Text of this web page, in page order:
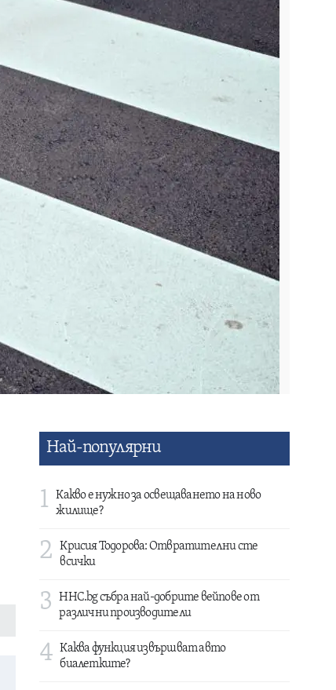
Най-популярни
1
Какво е нужно за освещаването на ново
жилище?
2
Крисия Тодорова: Отвратителни сте
всички
3
HHC.bg събра най-добрите вейпове от
различни производители
4 Каква функция извършват авто
биалетките?